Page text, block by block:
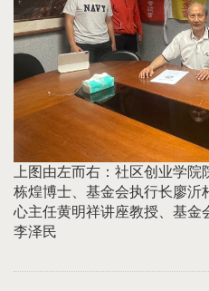
上图由左而右：社区创业学院
栋煌博士、基金会执行长廖沂
心主任黄明祥讲座教授、基金
李泽民